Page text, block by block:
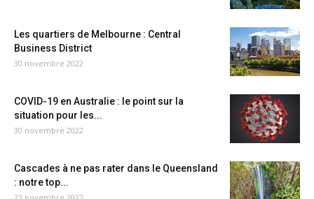
Les quartiers de Melbourne : Central
Business District
30 novembre 2022
COVID-19 en Australie : le point sur la
situation pour les...
30 novembre 2022
Cascades à ne pas rater dans le Queensland
: notre top...